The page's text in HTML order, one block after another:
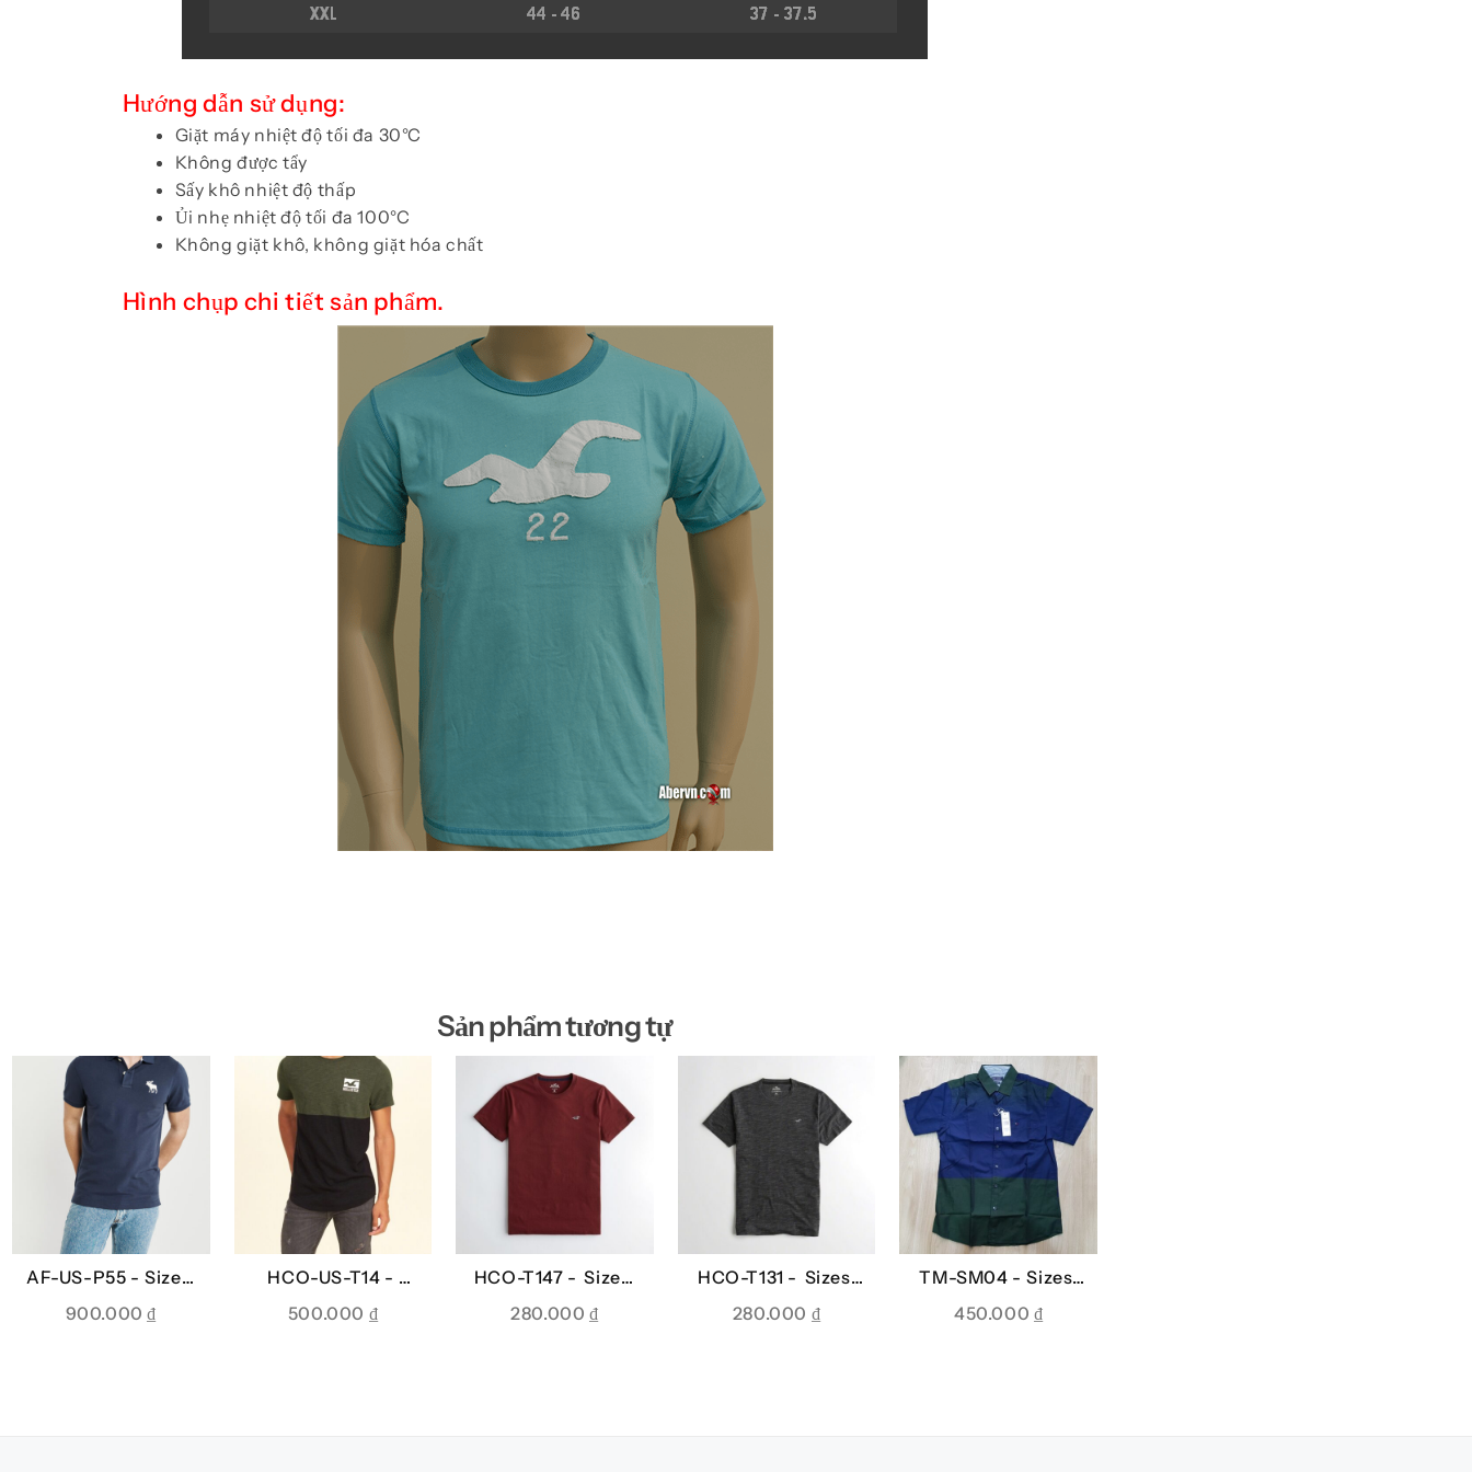
Hướng dẫn sử dụng:
Giặt máy nhiệt độ tối đa 30°C
Không được tẩy
Sấy khô nhiệt độ thấp
Ủi nhẹ nhiệt độ tối đa 100°C
Không giặt khô, không giặt hóa chất
Hình chụp chi tiết sản phẩm.
Sản phẩm tương tự
AF-US-P55 -Sizes:
XS
900.000₫
HCO-US-T14 -
Sizes: S
500.000 ₫
HCO-T147 -Sizes:
S
280.000₫
HCO-T131 - Sizes:
XS
280.000 ₫
TM-SM04 -Sizes:
L, XL
450.000 ₫